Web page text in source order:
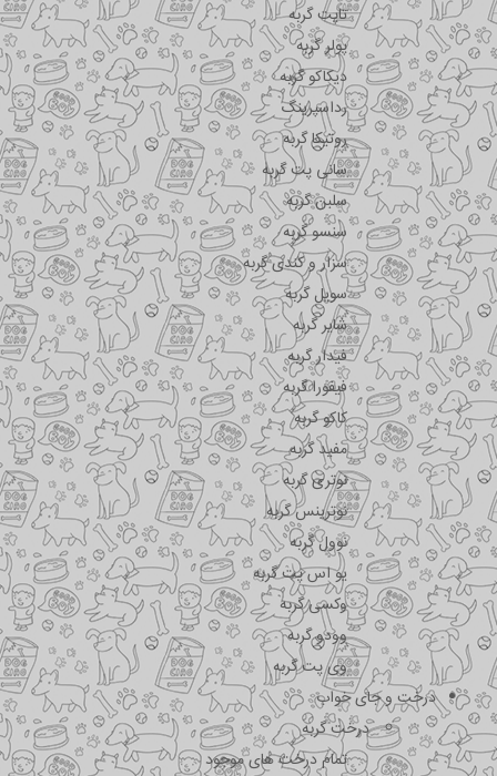
تاپت گربه
پولر گربه
دیکاکو گربه
رداسپرینگ
روتیکا گربه
سانی پت گربه
سلبن گربه
سنسو گربه
سزار و کندی گربه
سویل گربه
شایر گربه
فیدار گربه
فیفورا گربه
کاکو گربه
مفید گربه
نوتری گربه
نوترینس گربه
نوول گربه
یو اس پت گربه
وکسی گربه
وودو گربه
وی پت گربه
درخت و جای خواب
درخت گربه
تمام درخت های موجود